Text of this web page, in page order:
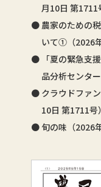
月10日 第1711
農家のための
いて①（2026
「夏の緊急
品分析センタ
クラウドファ
10日 第1711号）
旬の味（2026